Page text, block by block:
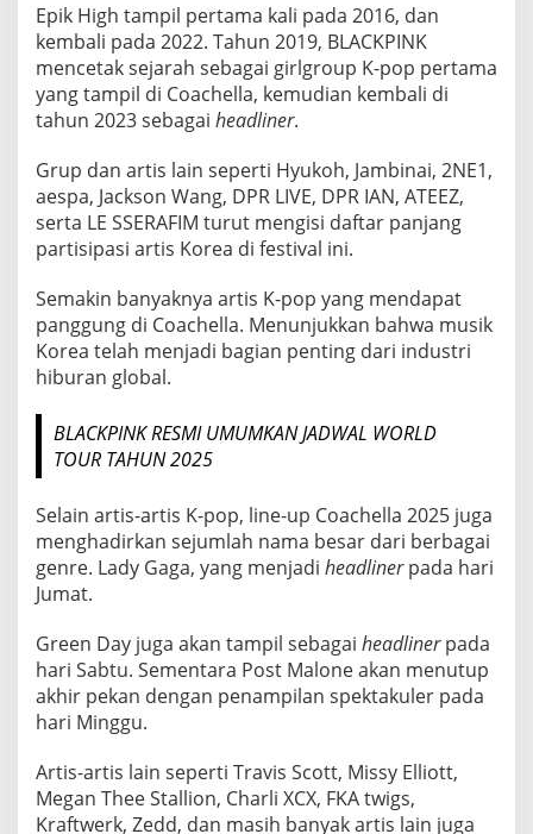
Epik High tampil pertama kali pada 2016, dan
kembali pada 2022. Tahun 2019, BLACKPINK
mencetak sejarah sebagai girlgroup K-pop pertama
yang tampil di Coachella, kemudian kembali di
tahun 2023 sebagai headliner.
Grup dan artis lain seperti Hyukoh, Jambinai, 2NE1,
aespa, Jackson Wang, DPR LIVE, DPR IAN, ATEEZ,
serta LE SSERAFIM turut mengisi daftar panjang
partisipasi artis Korea di festival ini.
Semakin banyaknya artis K-pop yang mendapat
panggung di Coachella. Menunjukkan bahwa musik
Korea telah menjadi bagian penting dari industri
hiburan global.
BLACKPINK RESMI UMUMKAN JADWAL WORLD
TOUR TAHUN 2025
Selain artis-artis K-pop, line-up Coachella 2025 juga
menghadirkan sejumlah nama besar dari berbagai
genre. Lady Gaga, yang menjadi headlinerpada hari
Jumat.
Green Day juga akan tampil sebagai headlinerpada
hari Sabtu. Sementara Post Malone akan menutup
akhir pekan dengan penampilan spektakuler pada
hari Minggu.
Artis-artis lain seperti Travis Scott, Missy Elliott,
Megan Thee Stallion, Charli XCX, FKA twigs,
Kraftwerk, Zedd, dan masih banyak artis lain juga